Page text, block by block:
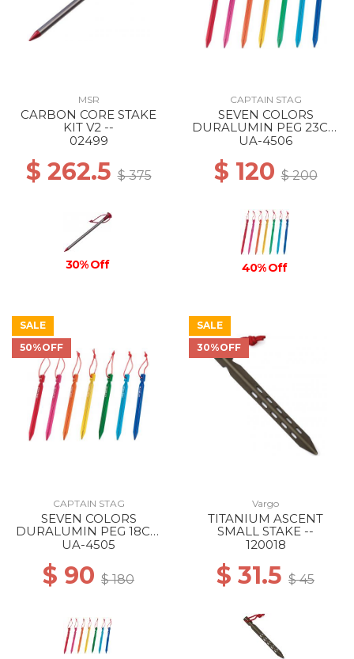
MSR
CARBON CORE STAKE
KIT V2 --
02499
$ 262.5$ 375
30% Off
CAPTAIN STAG
SEVEN COLORS
DURALUMIN PEG 23CM
--
UA-4506
$ 120$ 200
40% Off
SALE
50%OFF
CAPTAIN STAG
SEVEN COLORS
DURALUMIN PEG 18CM
--
UA-4505
$ 90 $ 180
SALE
30%OFF
Vargo
TITANIUM ASCENT
SMALL STAKE --
120018
$ 31.5 $ 45